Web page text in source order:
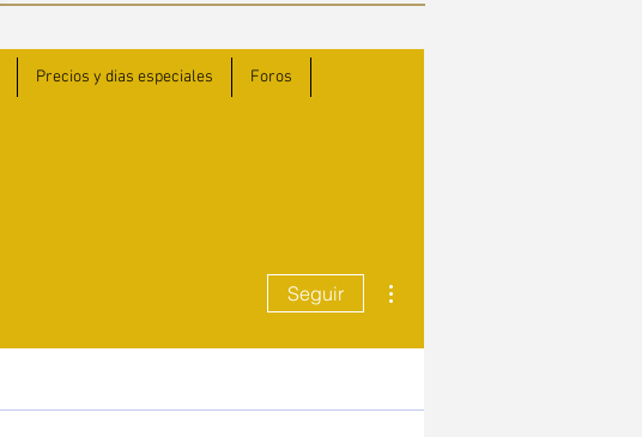
Seguir
Precios y dias especiales Foros